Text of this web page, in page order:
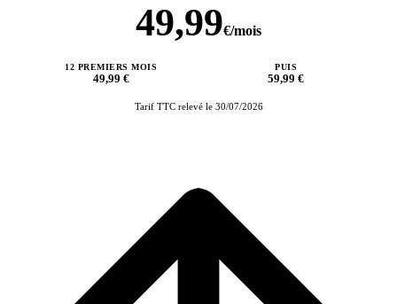
49,99€/mois
12 PREMIERS MOIS
49,99 €
PUIS
59,99 €
Tarif TTC relevé le 30/07/2026